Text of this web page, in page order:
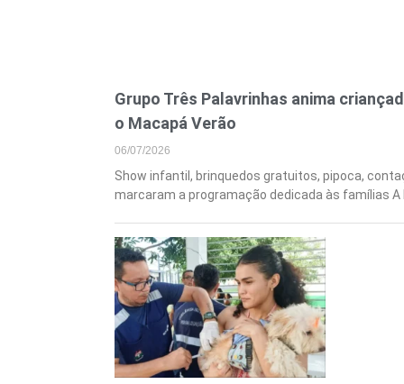
Grupo Três Palavrinhas anima
o Macapá Verão
06/07/2026
Show infantil, brinquedos gratuitos, pipoca,
marcaram a programação dedicada às famílias A